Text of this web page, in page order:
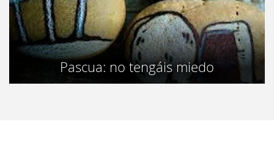
Pascua: no tengáis miedo